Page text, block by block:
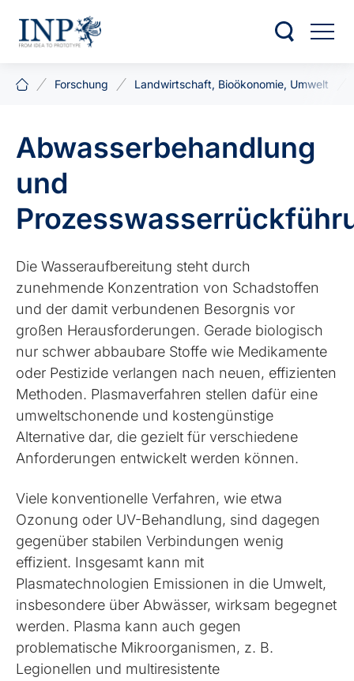
Forschung Landwirtschaft, Bioökonomie, Umwelt
Abwasserbehandlung
und
Die Wasseraufbereitung steht durch
zunehmende Konzentration von Schadstoffen
und der damit verbundenen Besorgnis vor
großen Herausforderungen. Gerade biologisch
nur schwer abbaubare Stoffe wie Medikamente
oder Pestizide verlangen nach neuen, effizienten
Methoden. Plasmaverfahren stellen dafür eine
umweltschonende und kostengünstige
Alternative dar, die gezielt für verschiedene
Anforderungen entwickelt werden können.
Viele konventionelle Verfahren, wie etwa
Ozonung oder UV-Behandlung, sind dagegen
gegenüber stabilen Verbindungen wenig
effizient. Insgesamt kann mit
Plasmatechnologien Emissionen in die Umwelt,
insbesondere über Abwässer, wirksam begegnet
werden. Plasma kann auch gegen
problematische Mikroorganismen, z. B.
Legionellen und multiresistente